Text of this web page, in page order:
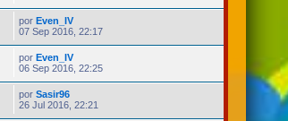
por Even_IV
07 Sep 2016, 22:17
por Even_IV
06 Sep 2016, 22:25
por Sasir96
26 Jul 2016, 22:21